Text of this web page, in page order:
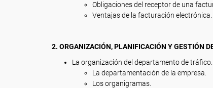
Obligaciones del receptor de una
Ventajas de la facturación electrónica.
2. ORGANIZACIÓN, PLANIFICACIÓN Y GESTIÓN
La organización del departamento de tráfico.
La departamentación de la empresa.
Los organigramas.